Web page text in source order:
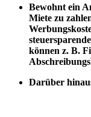
Bewohnt ein
Miete zu
können z. B.
Darüber